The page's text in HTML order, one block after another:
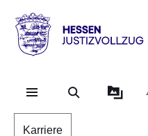
Hessen
Justizvollzug
Karriere